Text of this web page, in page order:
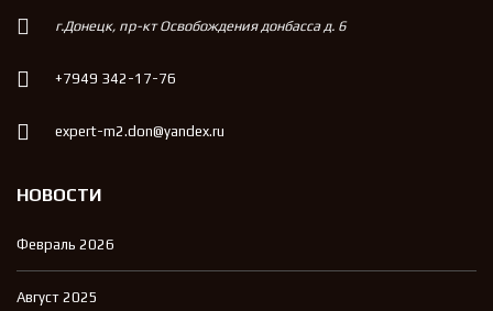
г.Донецк, пр-кт Освобождения донбасса д. 6
+7949 342-17-76
expert-m2.don@yandex.ru
НОВОСТИ
Февраль 2026
Август 2025